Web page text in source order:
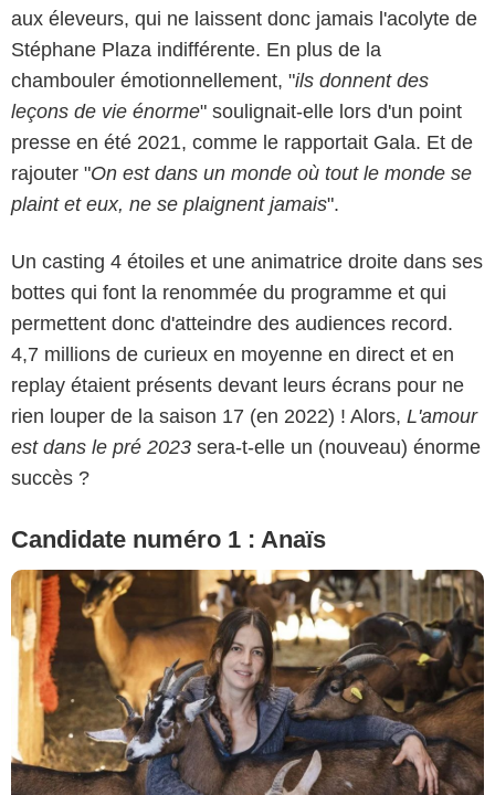
aux éleveurs, qui ne laissent donc jamais l'acolyte de
Stéphane Plaza indifférente. En plus de la
chambouler émotionnellement, "ils donnent des
leçons de vie énorme" soulignait-elle lors d'un point
presse en été 2021, comme le rapportait Gala. Et de
rajouter "On est dans un monde où tout le monde se
plaint et eux, ne se plaignent jamais".
Un casting 4 étoiles et une animatrice droite dans ses
bottes qui font la renommée du programme et qui
permettent donc d'atteindre des audiences record.
4,7 millions de curieux en moyenne en direct et en
replay étaient présents devant leurs écrans pour ne
rien louper de la saison 17 (en 2022) ! Alors, L'amour
est dans le pré 2023 sera-t-elle un (nouveau) énorme
succès ?
Candidate numéro 1 : Anaïs